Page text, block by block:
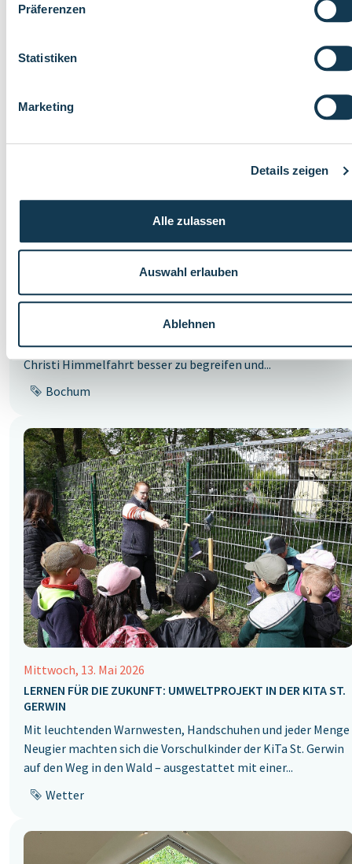
Präferenzen
Statistiken
Marketing
Details zeigen
Alle zulassen
Auswahl erlauben
Ablehnen
CHRISTI HIMMELFAHRT: DEM HIMMEL GANZ NAH SEIN
Die Kinder der KiTa St. Franziskus in Bochum haben sich in
dieser Woche auf eine besondere ‎Reise gemacht. Um das Fest
Christi Himmelfahrt besser zu begreifen und...
Bochum
Mittwoch, 13. Mai 2026
LERNEN FÜR DIE ZUKUNFT: UMWELTPROJEKT IN DER KITA ST.
GERWIN
Mit leuchtenden Warnwesten, Handschuhen und jeder Menge
Neugier machten sich die ‎Vorschulkinder der KiTa St. Gerwin
auf den Weg in den Wald – ausgestattet mit einer...
Wetter